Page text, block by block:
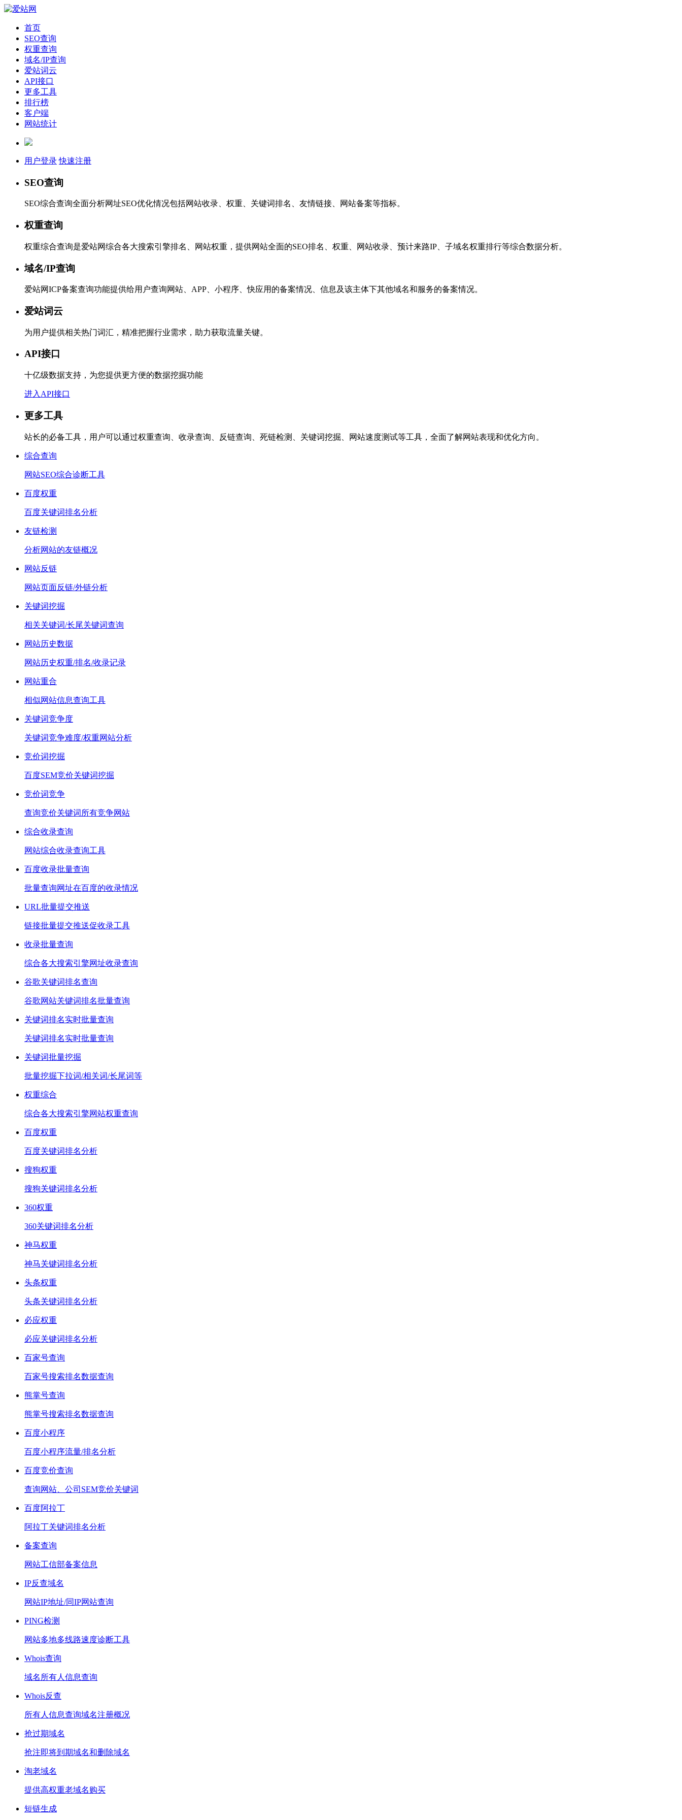
首页
SEO查询
权重查询
域名/IP查询
爱站词云
API接口
更多工具
排行榜
客户端
网站统计
用户登录 快速注册
SEO查询
SEO综合查询全面分析网址SEO优化情况包括网站收录、权重、关键词排名、友情链接、网站备案等指标。
权重查询
权重综合查询是爱站网综合各大搜索引擎排名、网站权重，提供网站全面的SEO排名、权重、网站收录、预计来路IP、子域名权重排行等综合数据分析。
域名/IP查询
爱站网ICP备案查询功能提供给用户查询网站、APP、小程序、快应用的备案情况、信息及该主体下其他域名和服务的备案情况。
爱站词云
为用户提供相关热门词汇，精准把握行业需求，助力获取流量关键。
API接口
十亿级数据支持，为您提供更方便的数据挖掘功能
进入API接口
更多工具
站长的必备工具，用户可以通过权重查询、收录查询、反链查询、死链检测、关键词挖掘、网站速度测试等工具，全面了解网站表现和优化方向。
综合查询
网站SEO综合诊断工具
百度权重
百度关键词排名分析
友链检测
分析网站的友链概况
网站反链
网站页面反链/外链分析
关键词挖掘
相关关键词/长尾关键词查询
网站历史数据
网站历史权重/排名/收录记录
网站重合
相似网站信息查询工具
关键词竞争度
关键词竞争难度/权重网站分析
竞价词挖掘
百度SEM竞价关键词挖掘
竞价词竞争
查询竞价关键词所有竞争网站
综合收录查询
网站综合收录查询工具
百度收录批量查询
批量查询网址在百度的收录情况
URL批量提交推送
链接批量提交推送促收录工具
收录批量查询
综合各大搜索引擎网址收录查询
谷歌关键词排名查询
谷歌网站关键词排名批量查询
关键词排名实时批量查询
关键词排名实时批量查询
关键词批量挖掘
批量挖掘下拉词/相关词/长尾词等
权重综合
综合各大搜索引擎网站权重查询
百度权重
百度关键词排名分析
搜狗权重
搜狗关键词排名分析
360权重
360关键词排名分析
神马权重
神马关键词排名分析
头条权重
头条关键词排名分析
必应权重
必应关键词排名分析
百家号查询
百家号搜索排名数据查询
熊掌号查询
熊掌号搜索排名数据查询
百度小程序
百度小程序流量/排名分析
百度竞价查询
查询网站、公司SEM竞价关键词
百度阿拉丁
阿拉丁关键词排名分析
备案查询
网站工信部备案信息
IP反查域名
网站IP地址/同IP网站查询
PING检测
网站多地多线路速度诊断工具
Whois查询
域名所有人信息查询
Whois反查
所有人信息查询域名注册概况
抢过期域名
抢注即将到期域名和删除域名
淘老域名
提供高权重老域名购买
短链生成